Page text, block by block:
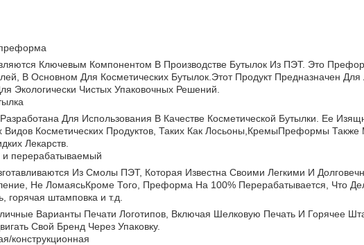
Ключевым Компонентом В Производстве Бутылок Из ПЭТ. Это
В Основном Для Косметических Бутылок.Этот Продукт Предназначен
Экологически Чистых Упаковочных Решений.
Для Использования В Качестве Косметической Бутылки. Ее
Косметических Продуктов, Таких Как Лосьоны,кремыПреформы Также
Лекарств.
и перерабатываемый
Из Смолы ПЭТ, Которая Известна Своими Легкими И
Не ЛомаясьКроме Того, Преформа На 100% Перерабатывается, Что
горячая штамповка и т.д.
Варианты Печати Логотипов, Включая Шелковую Печать И Горячее
Свой Бренд Через Упаковку.
конструкционная